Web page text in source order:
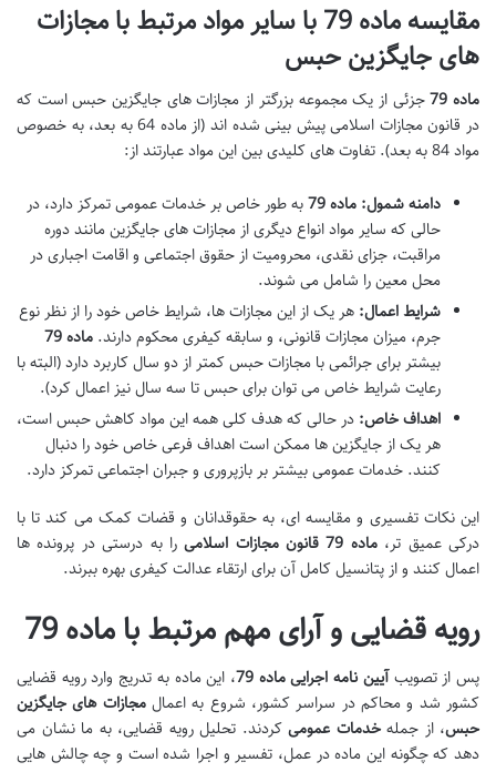
مقایسه ماده 79 با سایر مواد مرتبط با مجازات
های جایگزین حبس
ماده 79
جزئی از یک مجموعه بزرگتر از مجازات های جایگزین حبس است که
در قانون مجازات اسلامی پیش بینی شده اند (از ماده 64 به بعد، به خصوص
مواد 84 به بعد). تفاوت های کلیدی بین این مواد عبارتند از:
دامنه شمول: ماده 79
به طور خاص بر خدمات عمومی تمرکز دارد، در
حالی که سایر مواد انواع دیگری از مجازات های جایگزین مانند دوره
مراقبت، جزای نقدی، محرومیت از حقوق اجتماعی و اقامت اجباری در
محل معین را شامل می شوند.
شرایط اعمال: هر یک از این مجازات ها، شرایط خاص خود را از نظر نوع
جرم، میزان مجازات قانونی، و سابقه کیفری محکوم دارند. ماده 79
بیشتر برای جرائمی با مجازات حبس کمتر از دو سال کاربرد دارد (البته با
رعایت شرایط خاص می توان برای حبس تا سه سال نیز اعمال کرد).
اهداف خاص: در حالی که هدف کلی همه این مواد کاهش حبس است،
هر یک از جایگزین ها ممکن است اهداف فرعی خاص خود را دنبال
کنند. خدمات عمومی بیشتر بر بازپروری و جبران اجتماعی تمرکز دارد.
این نکات تفسیری و مقایسه ای، به حقوقدانان و قضات کمک می کند تا با
درکی عمیق تر،ماده 79 قانون مجازات اسلامی
را به درستی در پرونده ها
اعمال کنند و از پتانسیل کامل آن برای ارتقاء عدالت کیفری بهره ببرند.
رویه قضایی و آرای مهم مرتبط با ماده 79
پس از تصویبآیین نامه اجرایی ماده 79
، این ماده به تدریج وارد رویه قضایی
کشور شد و محاکم در سراسر کشور، شروع به اعمالمجازات های جایگزین
حبس، از جملهخدمات عمومی کردند. تحلیل رویه قضایی، به ما نشان می
دهد که چگونه این ماده در عمل، تفسیر و اجرا شده است و چه چالش هایی